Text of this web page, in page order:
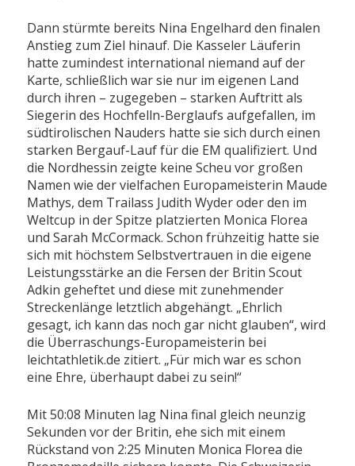
Dann stürmte bereits Nina Engelhard den finalen
Anstieg zum Ziel hinauf. Die Kasseler Läuferin
hatte zumindest international niemand auf der
Karte, schließlich war sie nur im eigenen Land
durch ihren – zugegeben – starken Auftritt als
Siegerin des Hochfelln-Berglaufs aufgefallen, im
südtirolischen Nauders hatte sie sich durch einen
starken Bergauf-Lauf für die EM qualifiziert. Und
die Nordhessin zeigte keine Scheu vor großen
Namen wie der vielfachen Europameisterin Maude
Mathys, dem Trailass Judith Wyder oder den im
Weltcup in der Spitze platzierten Monica Florea
und Sarah McCormack. Schon frühzeitig hatte sie
sich mit höchstem Selbstvertrauen in die eigene
Leistungsstärke an die Fersen der Britin Scout
Adkin geheftet und diese mit zunehmender
Streckenlänge letztlich abgehängt. „Ehrlich
gesagt, ich kann das noch gar nicht glauben“, wird
die Überraschungs-Europameisterin bei
leichtathletik.de zitiert. „Für mich war es schon
eine Ehre, überhaupt dabei zu sein!“
Mit 50:08 Minuten lag Nina final gleich neunzig
Sekunden vor der Britin, ehe sich mit einem
Rückstand von 2:25 Minuten Monica Florea die